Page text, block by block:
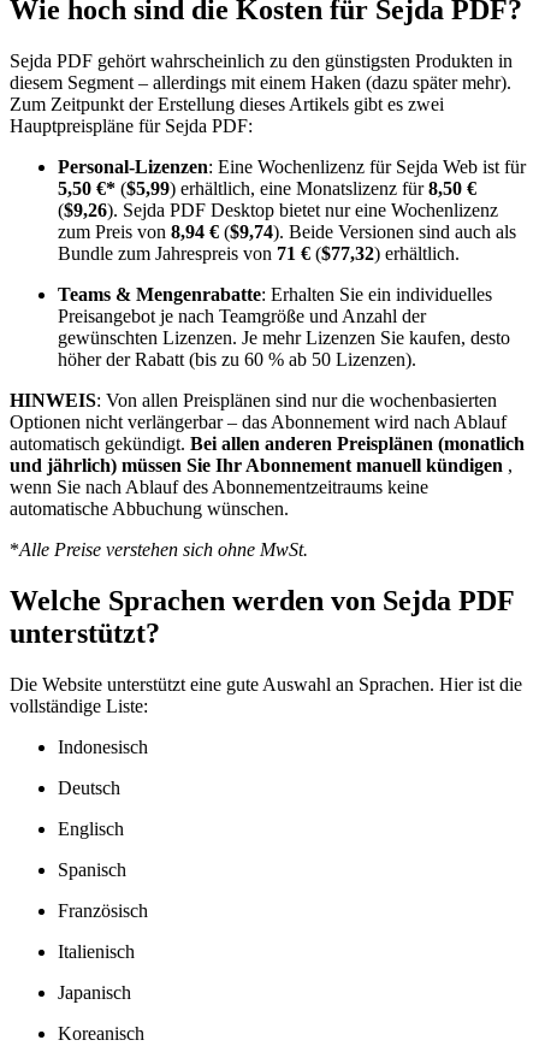
Wie hoch sind die Kosten für Sejda PDF?
Sejda PDF gehört wahrscheinlich zu den günstigsten Produkten in
diesem Segment – allerdings mit einem Haken (dazu später mehr).
Zum Zeitpunkt der Erstellung dieses Artikels gibt es zwei
Hauptpreispläne für Sejda PDF:
Personal-Lizenzen: Eine Wochenlizenz für Sejda Web ist für
5,50 €* ($5,99) erhältlich, eine Monatslizenz für8,50 €
($9,26). Sejda PDF Desktop bietet nur eine Wochenlizenz
zum Preis von 8,94 € ($9,74). Beide Versionen sind auch als
Bundle zum Jahrespreis von 71 € ($77,32) erhältlich.
Teams & Mengenrabatte: Erhalten Sie ein individuelles
Preisangebot je nach Teamgröße und Anzahl der
gewünschten Lizenzen. Je mehr Lizenzen Sie kaufen, desto
höher der Rabatt (bis zu 60 % ab 50 Lizenzen).
HINWEIS: Von allen Preisplänen sind nur die wochenbasierten
Optionen nicht verlängerbar – das Abonnement wird nach Ablauf
automatisch gekündigt. Bei allen anderen Preisplänen (monatlich
und jährlich) müssen Sie Ihr Abonnement manuell kündigen ,
wenn Sie nach Ablauf des Abonnementzeitraums keine
automatische Abbuchung wünschen.
*Alle Preise verstehen sich ohne MwSt.
Welche Sprachen werden von Sejda PDF
unterstützt?
Die Website unterstützt eine gute Auswahl an Sprachen. Hier ist die
vollständige Liste:
Indonesisch
Deutsch
Englisch
Spanisch
Französisch
Italienisch
Japanisch
Koreanisch